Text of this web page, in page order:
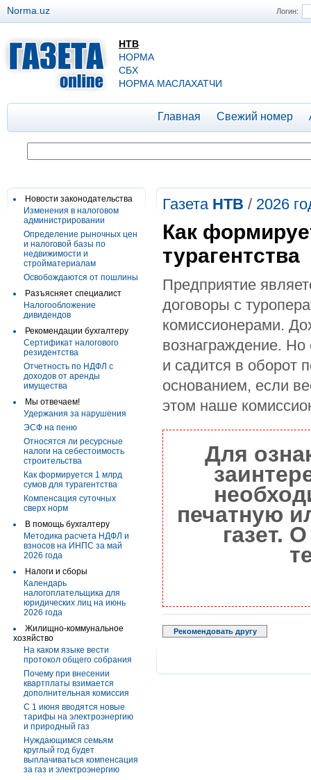
Логин:
Norma.uz
НТВ
НОРМА
СБХ
НОРМА МАСЛАХАТЧИ
Главная Свежий номер
Новости законодательства
Изменения в налоговом
администрировании
Определение рыночных цен
и налоговой базы по
недвижимости и
стройматериалам
Освобождаются от пошлины
Разъясняет специалист
Налогообложение
дивидендов
Рекомендации бухгалтеру
Сертификат налогового
резидентства
Отчетность по НДФЛ с
доходов от аренды
имущества
Мы отвечаем!
Удержания за нарушения
ЭСФ на пеню
Относятся ли ресурсные
налоги на себестоимость
строительства
Как формируется 1 млрд
сумов для турагентства
Компенсация суточных
сверх норм
В помощь бухгалтеру
Методика расчета НДФЛ и
взносов на ИНПС за май
2026 года
Налоги и сборы
Календарь
налогоплательщика для
юридических лиц на июнь
2026 года
Жилищно-коммунальное
хозяйство
На каком языке вести
протокол общего собрания
Почему при внесении
квартплаты взимается
дополнительная комиссия
С 1 июня вводятся новые
тарифы на электроэнергию
и природный газ
Нуждающимся семьям
круглый год будет
выплачиваться компенсация
за газ и электроэнергию
Газета НТВ / 2026
Как
турагентства
Предприятие
договоры с
комиссионерами.
вознаграждение. Но
и садится в оборот
основанием, если
этом наше
Для
печатную
газет.
Рекомендовать другу